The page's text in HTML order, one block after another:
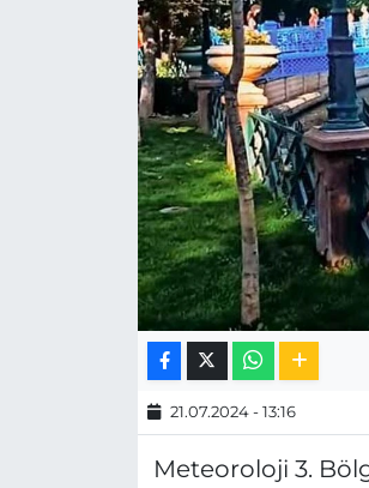
21.07.2024 - 13:16
Meteoroloji 3.
MAGAZİN
ESKİŞEHİRSPOR